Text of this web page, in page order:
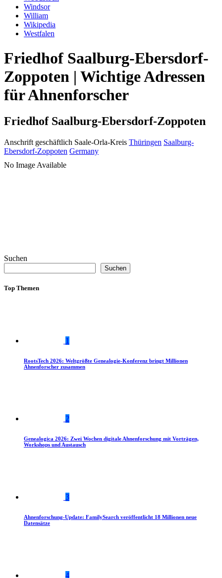
Windsor
William
Wikipedia
Westfalen
Friedhof Saalburg-Ebersdorf-
Zoppoten | Wichtige Adressen
für Ahnenforscher
Friedhof Saalburg-Ebersdorf-Zoppoten
Anschrift geschäftlich Saale-Orla-Kreis Thüringen Saalburg-
Ebersdorf-Zoppoten Germany
No Image Available
Suchen
Suchen
Top Themen
1
RootsTech 2026: Weltgrößte Genealogie-Konferenz bringt Millionen
Ahnenforscher zusammen
2
Genealogica 2026: Zwei Wochen digitale Ahnenforschung mit Vorträgen,
Workshops und Austausch
3
Ahnenforschung-Update: FamilySearch veröffentlicht 18 Millionen neue
Datensätze
4